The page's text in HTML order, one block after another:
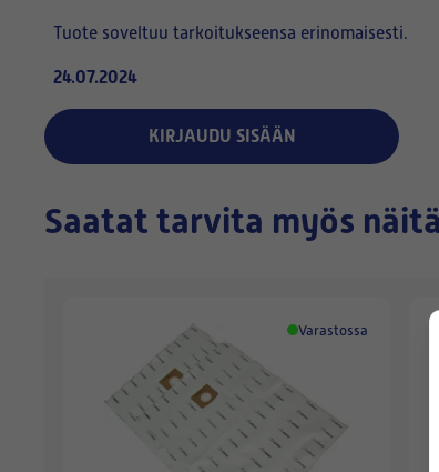
Tuote soveltuu tarkoitukseensa erinomaisesti.
24.07.2024
KIRJAUDU SISÄÄN
Saatat tarvita myös näitä
Varastossa